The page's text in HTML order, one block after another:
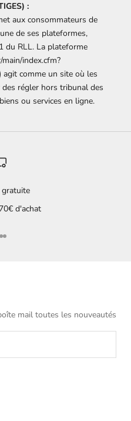
:
aux consommateurs de
de ses plateformes,
du RLL. La plateforme
index.cfm?
agit comme un site où les
régler hors tribunal des
ou services en ligne.
d'achat
à l'élément 1
à l'élément 2
à l'élément 3
Aller à l'élément 4
mail toutes les nouveautés